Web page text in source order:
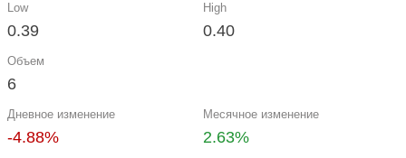
Low
0.39
High
0.40
Объем
6
Дневное изменение
-4.88%
Месячное изменение
2.63%